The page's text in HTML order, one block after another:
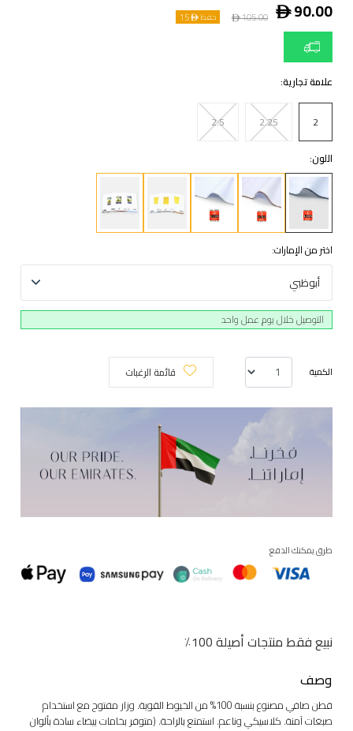
ê 90.00
ê105.00 حفظ ê 15
علامة تجارية:
2
2.25
2.5
اللون:
اختر من الإمارات:
أبوظبي
التوصيل خلال يوم عمل واحد
الكمية قائمة الرغبات
طرق يمكنك الدفع
نبيع فقط منتجات أصيلة 100٪
وصف
قطن صافي مصنوع بنسبة 100% من الخيوط القوية. وزار مفتوح مع استخدام
صبغات آمنة. كلاسيكي وناعم. استمتع بالراحة. (متوفر بخامات بيضاء سادة بألوان